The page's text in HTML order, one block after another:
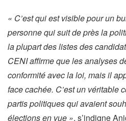
« C’est qui est visible pour un
personne qui suit de près la
la plupart des listes des
CENI affirme que les analyses
conformité avec la loi, mais il
face cachée. C’est un véritable
partis politiques qui avaient
élections en vue », s’indigne